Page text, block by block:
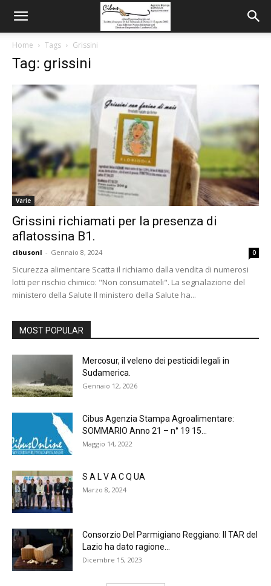
Home Tags Grissini
Tag: grissini
Varie
Grissini richiamati per la presenza di
aflatossina B1.
cibusonl - Gennaio 8, 2024 0
Sicurezza alimentare Scatta il richiamo dalla vendita di numerosi
lotti per rischio chimico: "Non consumateli". La segnalazione del
ministero della Salute Il ministero della Salute ha...
MOST POPULAR
Mercosur, il veleno dei pesticidi legali in
Sudamerica.
Gennaio 12, 2026
Cibus Agenzia Stampa Agroalimentare:
SOMMARIO Anno 21 – n° 19 15...
Maggio 14, 2022
S A L V A C Q UA
Marzo 8, 2024
Consorzio Del Parmigiano Reggiano: Il TAR del
Lazio ha dato ragione...
Dicembre 15, 2023